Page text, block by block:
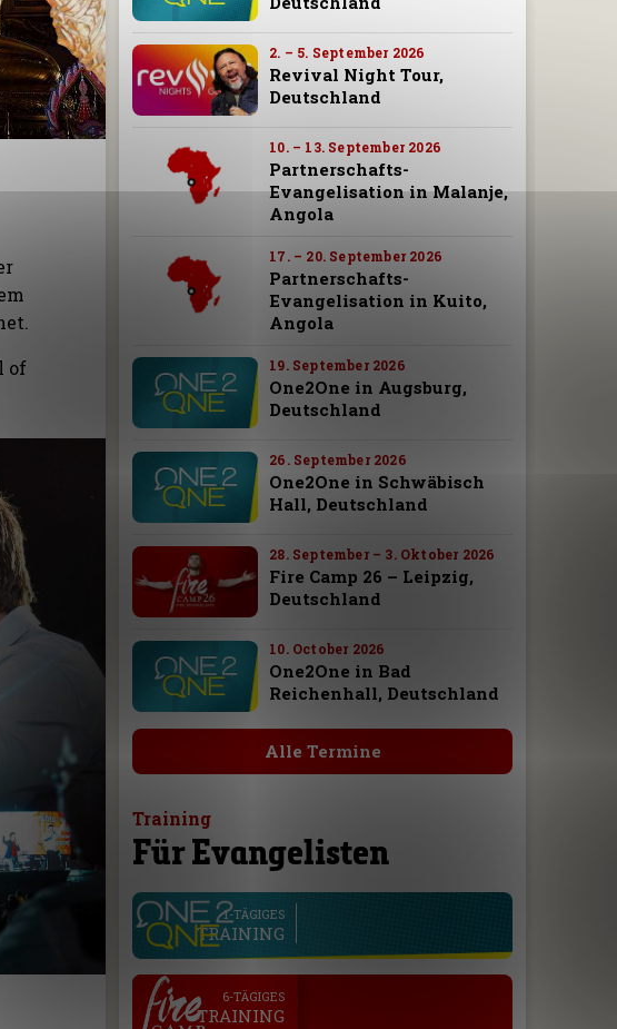
of
2. – 5. September 2026
Revival Night Tour,
Deutschland
10. – 13. September 2026
Partnerschafts-
Evangelisation in Malanje,
Angola
17. – 20. September 2026
Partnerschafts-
Evangelisation in Kuito,
Angola
19. September 2026
One2One in Augsburg,
Deutschland
26. September 2026
One2One in Schwäbisch
Hall, Deutschland
28. September – 3. Oktober 2026
Fire Camp 26 – Leipzig,
Deutschland
10. October 2026
One2One in Bad
Reichenhall, Deutschland
Alle Termine
Training
Für Evangelisten
1-TÄGIGES
TRAINING
. 6-TÄGIGES
TRAINING